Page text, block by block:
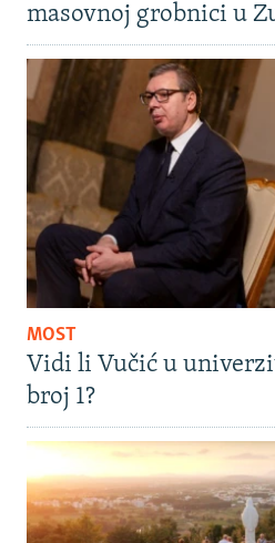
masovnoj grobnici u
MOST
Vidi li Vučić u
broj 1?